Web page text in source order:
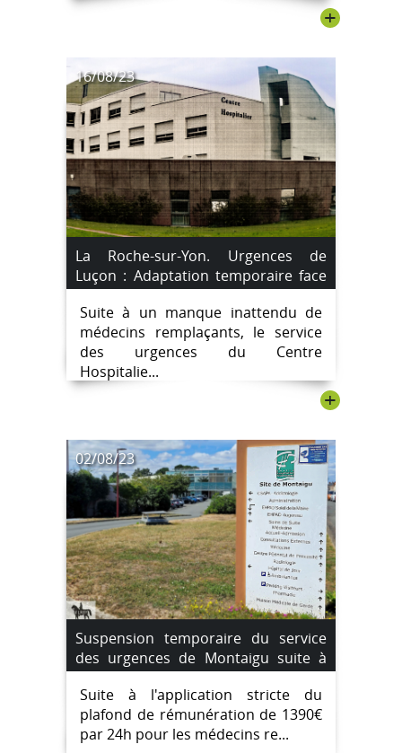
+
16/08/23
La Roche-sur-Yon. Urgences de
Luçon : Adaptation temporaire face
au manque de médecins
remplaçants.
Suite à un manque inattendu de
médecins remplaçants, le service
des urgences du Centre
Hospitalie...
+
02/08/23
Suspension temporaire du service
des urgences de Montaigu suite à
une pénurie de médecins
remplaçants. du 4 août au 7 août
2023.
Suite à l'application stricte du
plafond de rémunération de 1390€
par 24h pour les médecins re...